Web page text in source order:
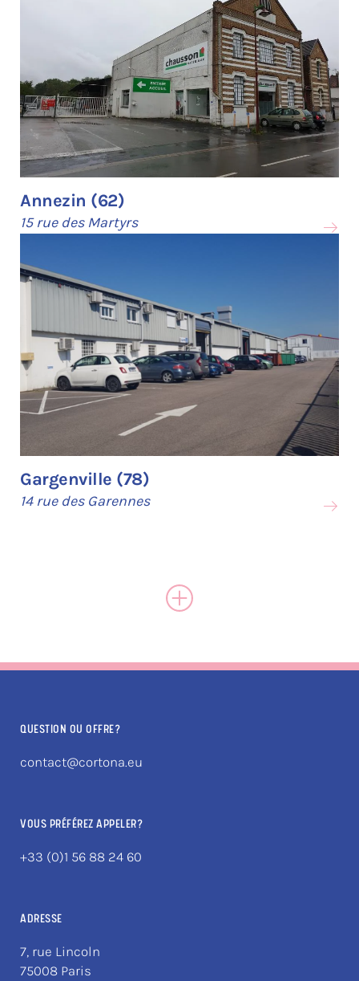
Annezin (62)
15 rue des Martyrs
Gargenville (78)
14 rue des Garennes
QUESTION OU OFFRE?
contact@cortona.eu
VOUS PRÉFÉREZ APPELER?
+33 (0)1 56 88 24 60
ADRESSE
7, rue Lincoln
75008 Paris